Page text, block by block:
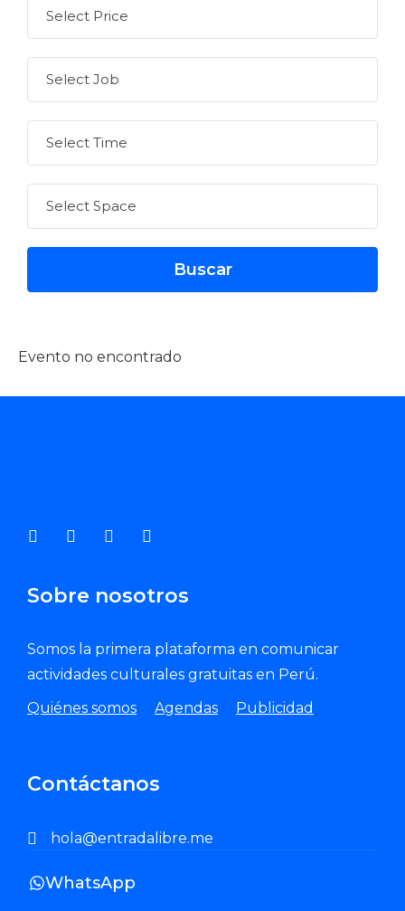
Evento no encontrado
Sobre nosotros
Somos la primera plataforma en comunicar
actividades culturales gratuitas en Perú.
Quiénes somos
Agendas Publicidad
Contáctanos
hola@entradalibre.me
WhatsApp